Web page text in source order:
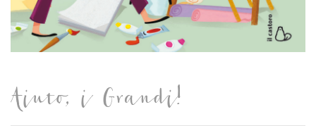
Aiuto, i Grandi!